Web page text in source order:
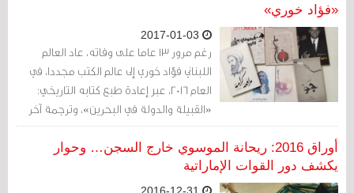
«فؤاد خوري»
رغم مرور 13 عاما على وفاته، عاد العالم
اللبناني فؤاد خوري إلى عالم الكتب مجددا، في
العام 2016، عبر إعادة طبع كتابه التاريخي:
«القبيلة والدولة في البحرين»، وترجمة آخر
كتبه «دعوة للضحك» إلى العربية لأوّل مرة.
وفي 2016، صدر أيضا أول عمل أدبي يكتب
داخل السجون البحرينية، تحت عنوان «رواية
جو: عذابات 10 مارس»، كما صدرت ترجمة كتاب
أوراق 2016: ريحانة الموسوي خارج السجن… وحوار
يكشف دور القوات الإماراتية